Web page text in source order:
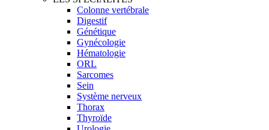
Colonne vertébrale
Digestif
Génétique
Gynécologie
Hématologie
ORL
Sarcomes
Sein
Système nerveux
Thorax
Thyroïde